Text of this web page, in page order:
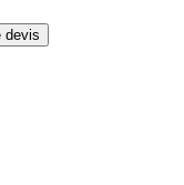
devis